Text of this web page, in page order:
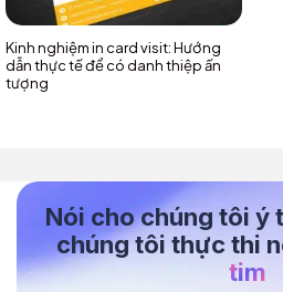
Kinh nghiệm in card visit: Hướng
dẫn thực tế để có danh thiệp ấn
tượng
Nói cho chúng tôi ý
chúng tôi thực thi
tim